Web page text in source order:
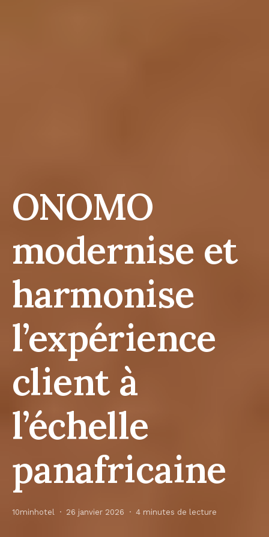
ONOMO
modernise et
harmonise
l’expérience
client à
l’échelle
panafricaine
10minhotel 26 janvier 2026 4 minutes de lecture